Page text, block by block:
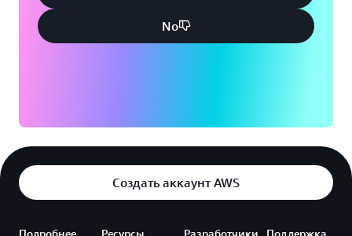
No
Создать аккаунт AWS
Подробнее Ресурсы Разработчики Поддержка